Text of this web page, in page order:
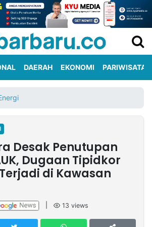
DAERAH EKONOMI PARIWISATA
Desak Penutupan
Dugaan Tipidkor
di Kawasan
13 views